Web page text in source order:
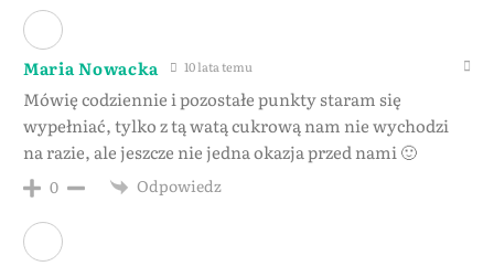
Maria Nowacka 10 lata temu
Mówię codziennie i pozostałe punkty staram się
wypełniać, tylko z tą watą cukrową nam nie wychodzi
na razie, ale jeszcze nie jedna okazja przed nami 🙂
0 Odpowiedz